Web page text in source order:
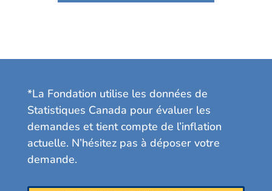
*La Fondation utilise les données de
Statistiques Canada pour évaluer les
demandes et tient compte de l’inflation
actuelle. N’hésitez pas à déposer votre
demande.